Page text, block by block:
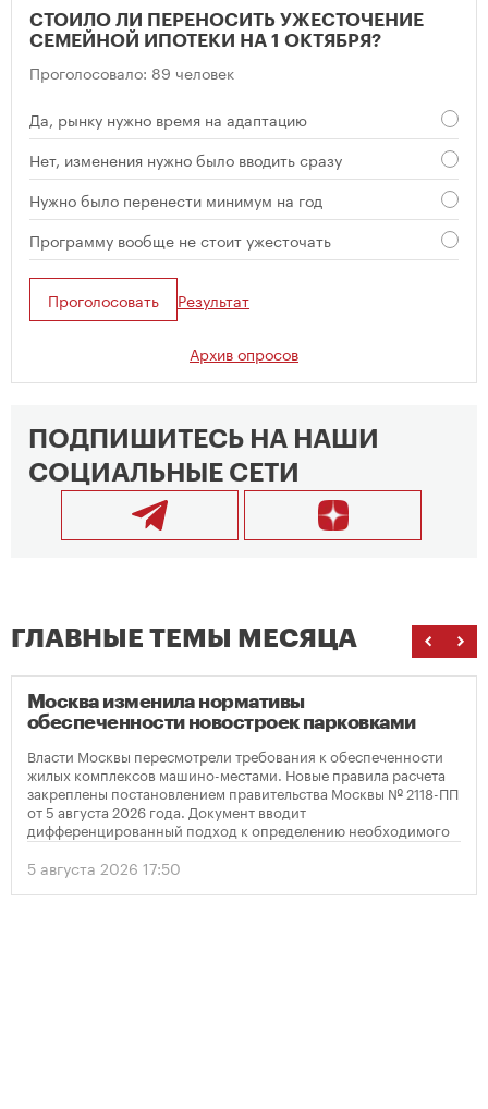
СТОИЛО ЛИ ПЕРЕНОСИТЬ УЖЕСТОЧЕНИЕ
СЕМЕЙНОЙ ИПОТЕКИ НА 1 ОКТЯБРЯ?
Проголосовало: 89 человек
Да, рынку нужно время на адаптацию
Нет, изменения нужно было вводить сразу
Нужно было перенести минимум на год
Программу вообще не стоит ужесточать
Проголосовать Результат
Архив опросов
ПОДПИШИТЕСЬ НА НАШИ
СОЦИАЛЬНЫЕ СЕТИ
ГЛАВНЫЕ ТЕМЫ МЕСЯЦА
Москва изменила нормативы
обеспеченности новостроек парковками
Власти Москвы пересмотрели требования к обеспеченности
жилых комплексов машино-местами. Новые правила расчета
закреплены постановлением правительства Москвы № 2118-ПП
от 5 августа 2026 года. Документ вводит
дифференцированный подход к определению необходимого
количества парковок в зависимости от площади квартир и
устанавливает переходный период для уже согласованных
проектов.
5 августа 2026 17:50